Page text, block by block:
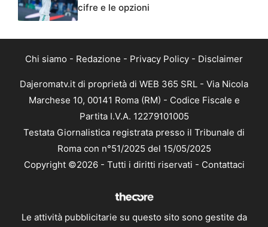
cifre e le opzioni
Chi siamo - Redazione - Privacy Policy - Disclaimer
Dajeromatv.it di proprietà di WEB 365 SRL - Via Nicola
Marchese 10, 00141 Roma (RM) - Codice Fiscale e
Partita I.V.A. 12279101005
Testata Giornalistica registrata presso il Tribunale di
Roma con n°51/2025 del 15/05/2025
Copyright ©2026 - Tutti i diritti riservati - Contattaci
Le attività pubblicitarie su questo sito sono gestite da